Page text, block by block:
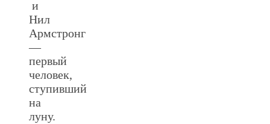
и
Нил
Армстронг
—
первый
человек,
ступивший
на
луну.